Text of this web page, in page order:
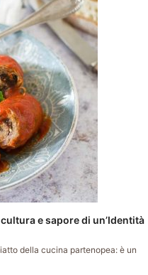
e sapore di un’Identità
della cucina partenopea: è un